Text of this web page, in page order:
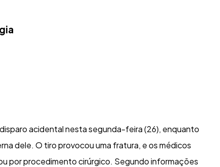
acidental nesta segunda-feira (26), enquanto
dele. O tiro provocou uma fratura, e os médicos
por procedimento cirúrgico. Segundo informações